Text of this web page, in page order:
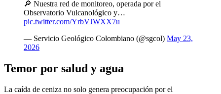
🔎 Nuestra red de monitoreo, operada por el
Observatorio Vulcanológico y…
pic.twitter.com/YrbVJWXX7u
— Servicio Geológico Colombiano (@sgcol) May 23,
2026
Temor por salud y agua
La caída de ceniza no solo genera preocupación por el